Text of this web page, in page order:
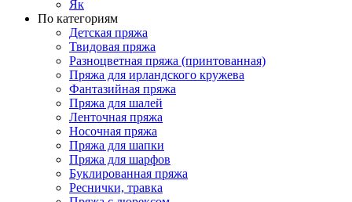
Як
По категориям
Детская пряжа
Твидовая пряжа
Разноцветная пряжа (принтованная)
Пряжа для ирландского кружева
Фантазийная пряжа
Пряжа для шалей
Ленточная пряжа
Носочная пряжа
Пряжа для шапки
Пряжа для шарфов
Буклированная пряжа
Реснички, травка